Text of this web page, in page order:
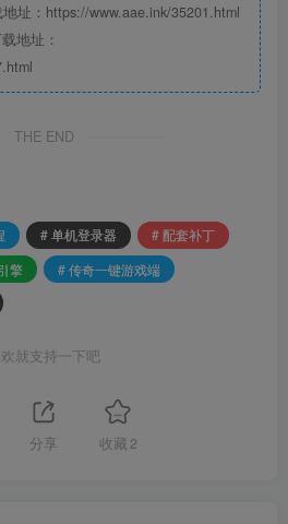
址：https://www.aae.ink/35201.html
地址：
THE END
# 单机登录器
# 配套补丁
擎
# 传奇一键游戏端
欢就支持一下吧
分享 收藏 2